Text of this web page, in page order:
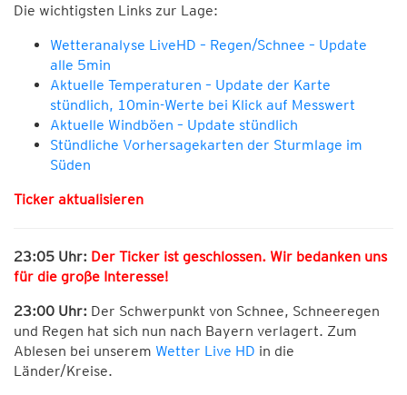
Die wichtigsten Links zur Lage:
Wetteranalyse LiveHD – Regen/Schnee – Update
alle 5min
Aktuelle Temperaturen – Update der Karte
stündlich, 10min-Werte bei Klick auf Messwert
Aktuelle Windböen – Update stündlich
Stündliche Vorhersagekarten der Sturmlage im
Süden
Ticker aktualisieren
23:05 Uhr: Der Ticker ist geschlossen. Wir bedanken uns
für die große Interesse!
23:00 Uhr: Der Schwerpunkt von Schnee, Schneeregen
und Regen hat sich nun nach Bayern verlagert. Zum
Ablesen bei unserem Wetter Live HD in die
Länder/Kreise.